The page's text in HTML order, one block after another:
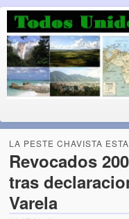
Luchando
Fuera el chavismo, la
Home
¡Bienvenido!
LA PESTE CHAVISTA
Revocados
tras
Varela